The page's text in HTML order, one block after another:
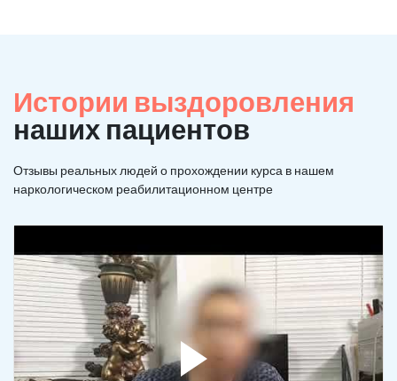
Истории выздоровления
наших пациентов
Отзывы реальных людей о прохождении курса в нашем
наркологическом реабилитационном центре